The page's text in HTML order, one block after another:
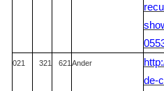
021 321 621 Ander
de-